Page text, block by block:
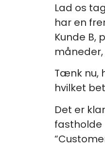
Lad os
har en
Kunde B,
måneder,
Tænk nu,
hvilket
Det er
fastholde